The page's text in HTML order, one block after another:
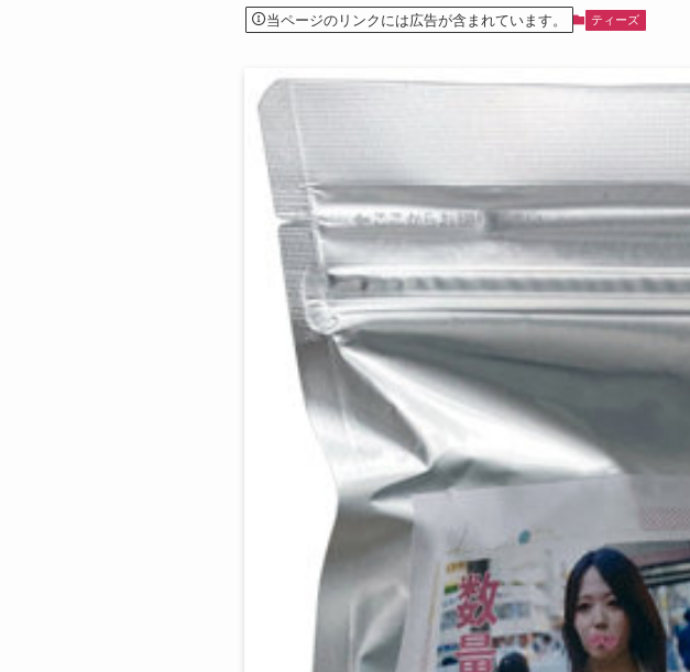
当ページのリンクには広告が含まれています。 ティーズ